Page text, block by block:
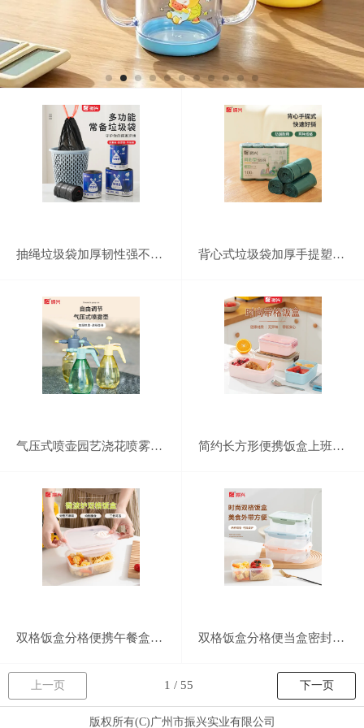
抽绳垃圾袋加厚韧性强不易破厨房湿垃圾自动收口手提式垃圾收纳袋 背心式垃圾袋加厚手提塑料袋家用厨房大号垃圾收纳袋一次性手提垃圾袋
气压式喷壶园艺浇花喷雾器家用消毒清洁加压喷水壶大容量洒水喷壶 简约长方形便携饭盒上班族健身减脂分格饭盒密封防漏冷藏保鲜便当盒
双格饭盒分格便携午餐盒学生上班族密封分隔便当盒 双格饭盒分格便当盒密封防漏可微波炉加热学生上班族便携午餐盒
上一页 下一页
版权所有(C)广州市振兴实业有限公司